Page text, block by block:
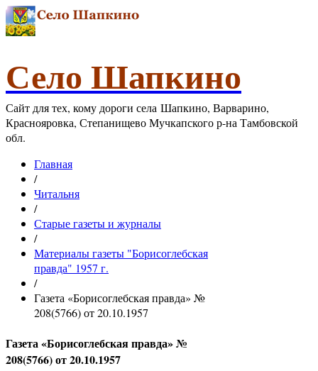
Село Шапкино
Сайт для тех, кому дороги села Шапкино, Варварино,
Краснояровка, Степанищево Мучкапского р-на Тамбовской
обл.
Главная
/
Читальня
/
Старые газеты и журналы
/
Материалы газеты "Борисоглебская
правда" 1957 г.
/
Газета «Борисоглебская правда» №
208(5766) от 20.10.1957
Газета «Борисоглебская правда» №
208(5766) от 20.10.1957